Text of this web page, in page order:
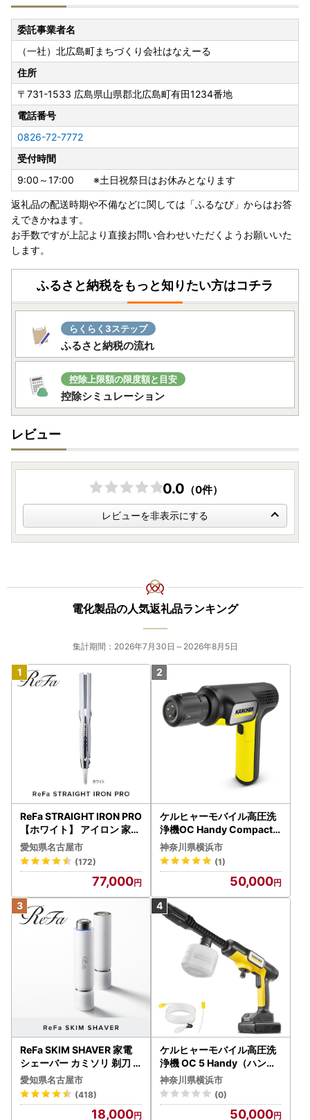
委託事業者名
（一社）北広島町まちづくり会社はなえーる
住所
〒731-1533 広島県山県郡北広島町有田1234番地
電話番号
0826-72-7772
受付時間
9:00～17:00 ※土日祝祭日はお休みとなります
返礼品の配送時期や不備などに関しては「ふるなび」からはお答
えできかねます。
お手数ですが上記より直接お問い合わせいただくようお願いいた
します。
ふるさと納税をもっと知りたい方はコチラ
らくらく3ステップ
ふるさと納税の流れ
控除上限額の限度額と目安
控除シミュレーション
レビュー
0.0 （0件）
レビューを非表示にする
電化製品の人気返礼品ランキング
集計期間：2026年7月30日～2026年8月5日
ReFa STRAIGHT IRON PRO
【ホワイト】 アイロン 家電
美容 リファ アイロン
愛知県名古屋市
(172)
77,000
ケルヒャーモバイル高圧洗
浄機OC Handy Compact
（ハンディエア） APV000
7
神奈川県横浜市
(1)
50,000
ReFa SKIM SHAVER 家電
シェーバー カミソリ 剃刀
シェーバー
愛知県名古屋市
(418)
18,000
ケルヒャーモバイル高圧洗
浄機 OC 5 Handy（ハンデ
ィジェット） APV0006
神奈川県横浜市
(0)
50,000